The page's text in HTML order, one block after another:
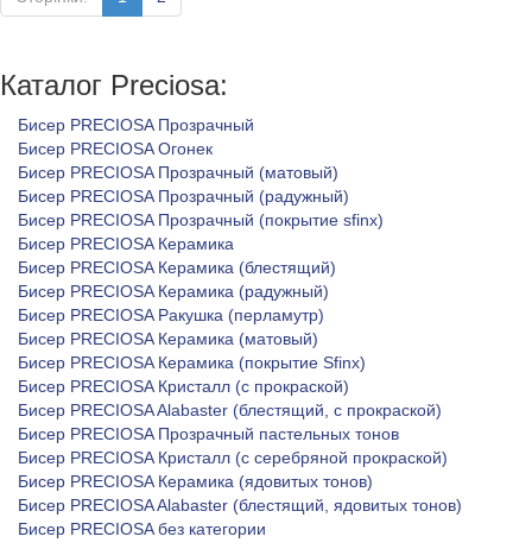
Каталог Preciosa:
Бисер PRECIOSA Прозрачный
Бисер PRECIOSA Огонек
Бисер PRECIOSA Прозрачный (матовый)
Бисер PRECIOSA Прозрачный (радужный)
Бисер PRECIOSA Прозрачный (покрытие sfinx)
Бисер PRECIOSA Керамика
Бисер PRECIOSA Керамика (блестящий)
Бисер PRECIOSA Керамика (радужный)
Бисер PRECIOSA Ракушка (перламутр)
Бисер PRECIOSA Керамика (матовый)
Бисер PRECIOSA Керамика (покрытие Sfinx)
Бисер PRECIOSA Кристалл (с прокраской)
Бисер PRECIOSA Alabaster (блестящий, с прокраской)
Бисер PRECIOSA Прозрачный пастельных тонов
Бисер PRECIOSA Кристалл (с серебряной прокраской)
Бисер PRECIOSA Керамика (ядовитых тонов)
Бисер PRECIOSA Alabaster (блестящий, ядовитых тонов)
Бисер PRECIOSA без категории